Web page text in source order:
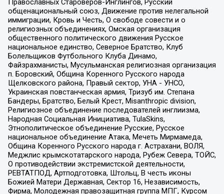
Православных Староверов-Инглингов, Русский
общенациональный союз, Движение против нелегальной
иммиграции, Кровь и Честь, О свободе совести и о
религиозных объединениях, Омская организация
общественного политического движения Русское
национальное единство, Северное Братство, Клуб
Болельщиков Футбольного Клуба Динамо,
Файзрахманисты, Мусульманская религиозная организация
п. Боровский, Община Коренного Русского народа
Щелковского района, Правый сектор, УНА - УНСО,
Украинская повстанческая армия, Тризуб им. Степана
Бандеры, Братство, Белый Крест, Misanthropic division,
Религиозное объединение последователей инглиизма,
Народная Социальная Инициатива, TulaSkins,
Этнополитическое объединение Русские, Русское
национальное объединение Атака, Мечеть Мирмамеда,
Община Коренного Русского народа г. Астрахани, ВОЛЯ,
Меджлис крымскотатарского народа, Рубеж Севера, ТОЙС,
О противодействии экстремистской деятельности,
РЕВТАТПОД, Артподготовка, Штольц, В честь иконы
Божией Матери Державная, Сектор 16, Независимость,
Фирма, Молодежная правозащитная группа МПГ, Курсом